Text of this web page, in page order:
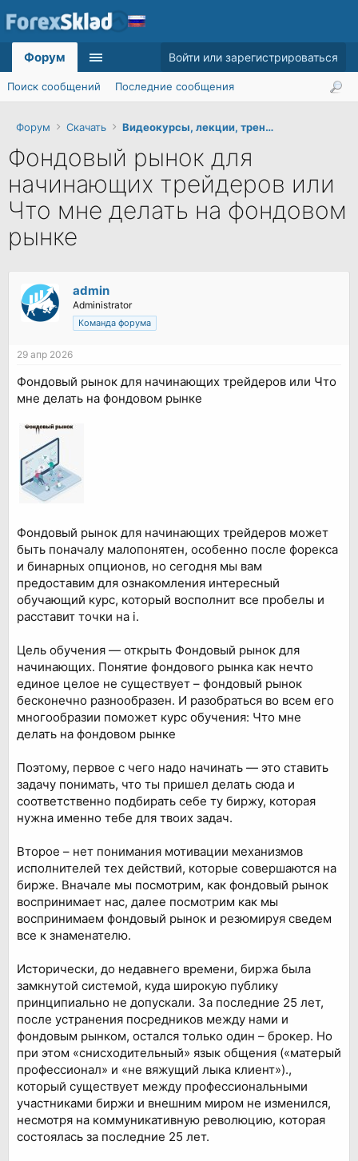
Форум Скачать Видеокурсы, лекции, тренинги
Фондовый рынок для
начинающих трейдеров или
Что мне делать на фондовом
рынке
admin
Administrator
Команда форума
29 апр 2026
Фондовый рынок для начинающих трейдеров или Что
мне делать на фондовом рынке
Фондовый рынок для начинающих трейдеров может
быть поначалу малопонятен, особенно после форекса
и бинарных опционов, но сегодня мы вам
предоставим для ознакомления интересный
обучающий курс, который восполнит все пробелы и
расставит точки на i.
Цель обучения — открыть Фондовый рынок для
начинающих. Понятие фондового рынка как нечто
единое целое не существует – фондовый рынок
бесконечно разнообразен. И разобраться во всем его
многообразии поможет курс обучения: Что мне
делать на фондовом рынке
Поэтому, первое с чего надо начинать — это ставить
задачу понимать, что ты пришел делать сюда и
соответственно подбирать себе ту биржу, которая
нужна именно тебе для твоих задач.
Второе – нет понимания мотивации механизмов
исполнителей тех действий, которые совершаются на
бирже. Вначале мы посмотрим, как фондовый рынок
воспринимает нас, далее посмотрим как мы
воспринимаем фондовый рынок и резюмируя сведем
все к знаменателю.
Исторически, до недавнего времени, биржа была
замкнутой системой, куда широкую публику
принципиально не допускали. За последние 25 лет,
после устранения посредников между нами и
фондовым рынком, остался только один – брокер. Но
при этом «снисходительный» язык общения («матерый
профессионал» и «не вяжущий лыка клиент»).,
который существует между профессиональными
участниками биржи и внешним миром не изменился,
несмотря на коммуникативную революцию, которая
состоялась за последние 25 лет.
Форум
Поиск сообщений Последние сообщения
Войти или зарегистрироваться